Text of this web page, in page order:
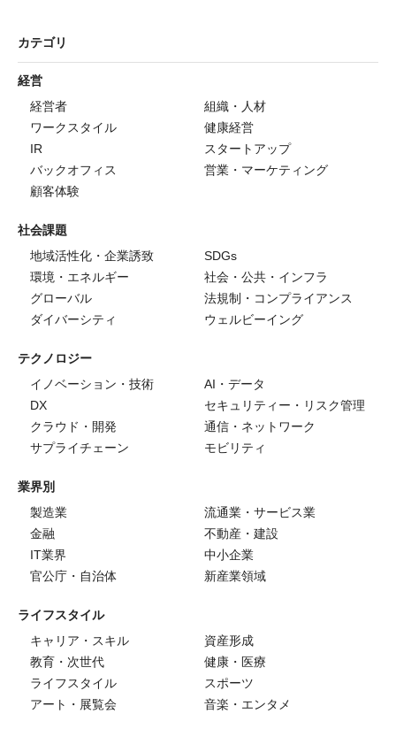
カテゴリ
経営
経営者
組織・人材
ワークスタイル
健康経営
IR
スタートアップ
バックオフィス
営業・マーケティング
顧客体験
社会課題
地域活性化・企業誘致
SDGs
環境・エネルギー
社会・公共・インフラ
グローバル
法規制・コンプライアンス
ダイバーシティ
ウェルビーイング
テクノロジー
イノベーション・技術
AI・データ
DX
セキュリティー・リスク管理
クラウド・開発
通信・ネットワーク
サプライチェーン
モビリティ
業界別
製造業
流通業・サービス業
金融
不動産・建設
IT業界
中小企業
官公庁・自治体
新産業領域
ライフスタイル
キャリア・スキル
資産形成
教育・次世代
健康・医療
ライフスタイル
スポーツ
アート・展覧会
音楽・エンタメ